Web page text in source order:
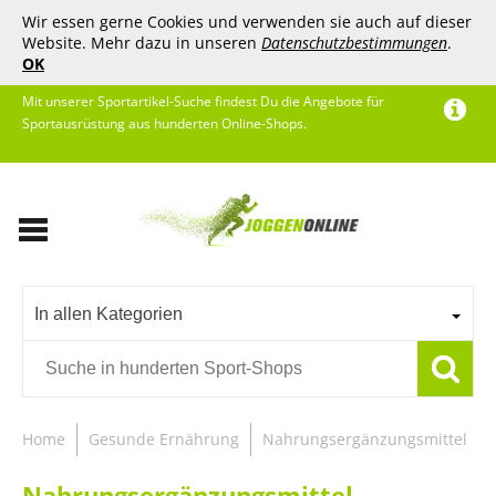
Wir essen gerne Cookies und verwenden sie auch auf dieser
Website. Mehr dazu in unseren Datenschutzbestimmungen.
OK
Mit unserer Sportartikel-Suche findest Du die Angebote für
Sportausrüstung aus hunderten Online-Shops.
In allen Kategorien
Home Gesunde Ernährung Nahrungsergänzungsmittel